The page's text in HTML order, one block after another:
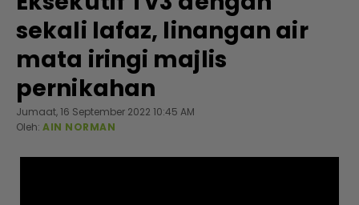
sekali lafaz, linangan air
mata iringi majlis
pernikahan
Jumaat, 16 September 2022 10:45 AM
Oleh: AIN NORMAN